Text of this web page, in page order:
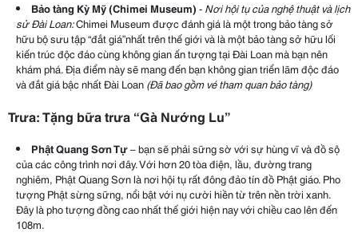
Bảotàng Kỳ Mỹ (Chimei Museum) - Nơi hội tụ của nghệ thuật và lịch
sử Đài Loan:Chimei Museum được đánh giá là một trong bảo tàng sở
hữu bộ sưu tập “đắt giá”nhất trên thế giới và là một bảo tàng sở hữu lối
kiến trúc độc đáo cùng không gian ấn tượng tại Đài Loan mà bạn nên
khám phá. Địa điểm này sẽ mang đến bạn không gian triển lãm độc đáo
và đắt giá bậc nhất Đài Loan (Đã bao gồm vé tham quan bảo tàng)
Trưa:Tặng bữa trưa “Gà Nướng Lu”
Phật Quang Sơn Tự– bạn sẽ phải sững sờ với sự hùng vĩ và đồ sộ
của các công trình nơi đây. Với hơn 20 tòa điện, lầu, đường trang
nghiêm, Phật Quang Sơn là nơi hội tụ rất đông đảo tín đồ Phật giáo. Pho
tượng Phật sừng sững, nổi bật với nụ cười hiền từ trên nền trời xanh.
Đây là pho tượng đồng cao nhất thế giới hiện nay với chiều cao lên đến
108m.